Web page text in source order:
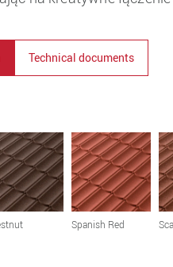
Technical documents
Spanish Red